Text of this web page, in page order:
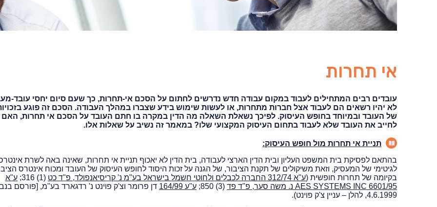
אי תחרות
עובדים רבים המתחילים לעבוד במקום עבודה חדש נדרשים לחתום על הסכם אי-תחרות, כך שעם סיום יחסי עובד-
לא יהיו רשאים הם לעבוד אצל חברות מתחרות, או לעשות שימוש בידע שצברו במהלך העבודה. הסכם זה פוגע
של העובד ובמיוחד בחופש העיסוק. לפיכך נשאלת השאלה מה הדין במקרה בו חתם העובד על הסכם אי תחרות, האם
לחייב את העובד שלא לעבוד בתחום העיסוק המקצועי שלו? במאמר זה נשיב על שאלות אלו.
תניית אי תחרות מול חופש העיסוק:
בהתאם לפסיקת בית המשפט העליון ובית הדין הארצי לעבודה, בית הדין לא יאכוף תניית אי תחרות, שאינה באה לשרת
לגיטימי של המעסיק, וזאת משיקולים של תקנת הציבור, של הגנה על זכות היסוד לחופש העיסוק של העובד ומכוח אינטרס
בקיומה של תחרות חופשית (ע"א 312/74 החברה לכבלים ולחוטי חשמל בישראל בע"מ נ' קריסיאנפולד, פ"ד כט (1) 316;
ע"א
6601/95 AES SYSTEMS INC נ. משה סער, פ"ד פד
(3) 850; ע"ע 164/99
דן פרומר וצ'ק פוינט נ' רדגארד בע"מ, [פורסם
4.6.1999, להלן – עניין צ'ק פוינט).